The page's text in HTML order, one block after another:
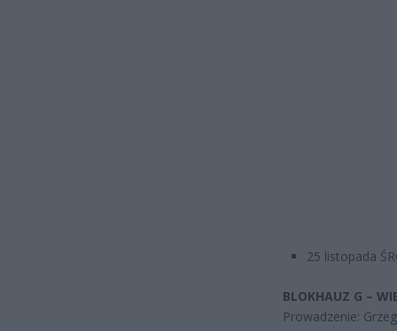
25 listopada
BLOKHAUZ G –
Prowadzenie: